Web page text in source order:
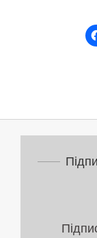
05-
28